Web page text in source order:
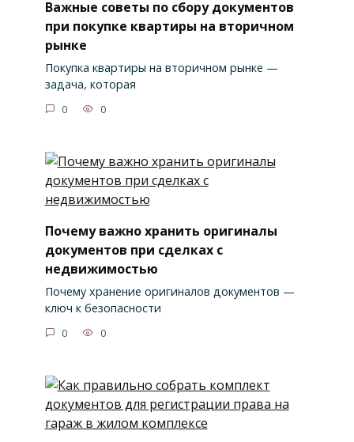
Важные советы по сбору документов
при покупке квартиры на вторичном
рынке
Покупка квартиры на вторичном рынке —
задача, которая
0 0
Почему важно хранить оригиналы
документов при сделках с
недвижимостью
Почему хранение оригиналов документов —
ключ к безопасности
0 0